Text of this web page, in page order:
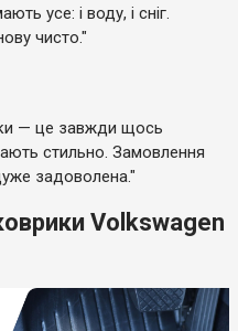
усе: і воду, і сніг.
чисто."
— це завжди щось
стильно. Замовлення
задоволена."
Volkswagen